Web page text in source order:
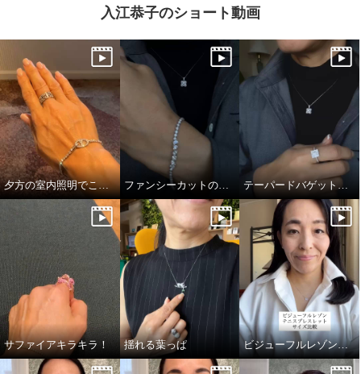
入江恭子のショート動画
夕方の室内照明でこの煌めき…！ ファンシーカットの独特かつ透明感あふれる輝き テーパードバゲットのキラキラっぷり！
サファイアキラキラ！ 揺れる葉っぱ ビジューフルレゾンテニスブレスレット比較